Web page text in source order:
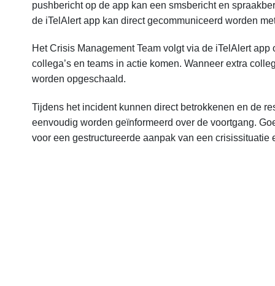
pushbericht op de app kan een smsbericht en
de iTelAlert app kan direct gecommuniceerd worden
Het Crisis Management Team volgt via de iTelAlert app
collega’s en teams in actie komen. Wanneer extra
worden opgeschaald.
Tijdens het incident kunnen direct betrokkenen en de
eenvoudig worden geïnformeerd over de voortgang.
voor een gestructureerde aanpak van een crisissituatie